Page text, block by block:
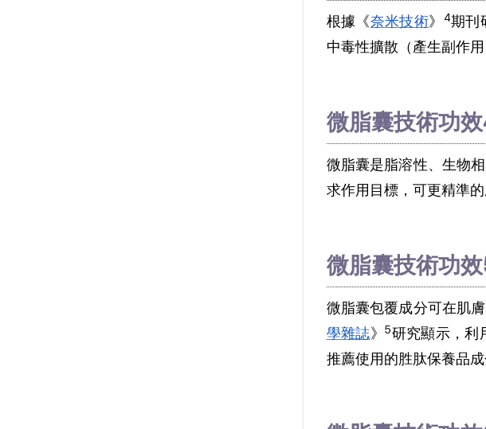
根據《奈米技術》 4期刊
中毒性擴散（產生副作
微脂囊技術功
微脂囊是脂溶性、生物
求作用目標，可更精準的
微脂囊技術功
微脂囊包覆成分可在肌
學雜誌》5研究顯示，利
推薦使用的胜肽保養品成